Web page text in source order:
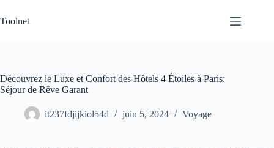
au
contenu
Toolnet
Découvrez le Luxe et Confort des Hôtels 4 Étoiles à Paris:
Séjour de Rêve Garant
it237fdjijkiol54d juin 5, 2024 Voyage